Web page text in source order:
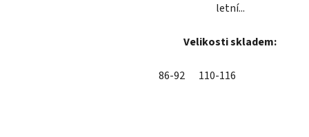
letní...
Velikosti skladem:
86-92 110-116